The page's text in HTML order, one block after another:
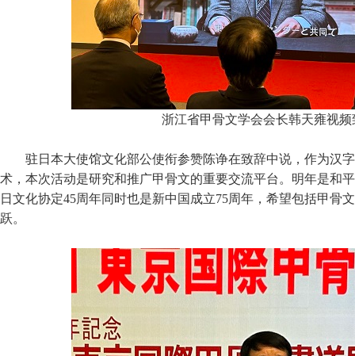
浙江省甲骨文学会会长韩天雍视频
驻日本大使馆文化部公使衔参赞陈诤在致辞中说，作为汉
术，本次活动是研究和推广甲骨文的重要交流平台。明年是和
日文化协定45周年同时也是新中国成立75周年，希望包括甲骨
跃。